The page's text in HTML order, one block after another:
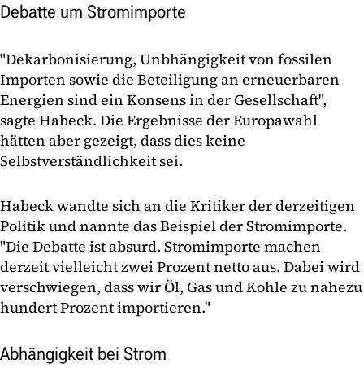
Debatte um Stromimporte
"Dekarbonisierung, Unbhängigkeit von fossilen
Importen sowie die Beteiligung an erneuerbaren
Energien sind ein Konsens in der Gesellschaft",
sagte Habeck. Die Ergebnisse der Europawahl
hätten aber gezeigt, dass dies keine
Selbstverständlichkeit sei.
Habeck wandte sich an die Kritiker der derzeitigen
Politik und nannte das Beispiel der Stromimporte.
"Die Debatte ist absurd. Stromimporte machen
derzeit vielleicht zwei Prozent netto aus. Dabei wird
verschwiegen, dass wir Öl, Gas und Kohle zu nahezu
hundert Prozent importieren."
Abhängigkeit bei Strom